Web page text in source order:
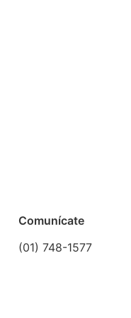
Comunícate
(01) 748-1577